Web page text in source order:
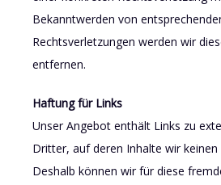
Bekanntwerden von
Rechtsverletzungen werden wir
entfernen.
Haftung für Links
Unser Angebot enthält Links zu
Dritter, auf deren Inhalte wir keinen
Deshalb können wir für diese